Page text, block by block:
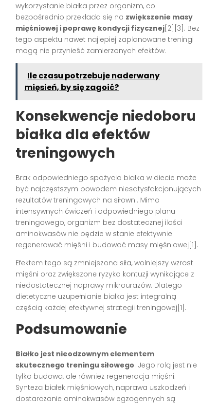
wykorzystanie białka przez organizm, co
bezpośrednio przekłada się na zwiększenie masy
mięśniowej i poprawę kondycji fizycznej[2][3]. Bez
tego aspektu nawet najlepiej zaplanowane treningi
mogą nie przynieść zamierzonych efektów.
Ile czasu potrzebuje naderwany
mięsień, by się zagoić?
Konsekwencje niedoboru
białka dla efektów
treningowych
Brak odpowiedniego spożycia białka w diecie może
być najczęstszym powodem niesatysfakcjonujących
rezultatów treningowych na siłowni. Mimo
intensywnych ćwiczeń i odpowiedniego planu
treningowego, organizm bez dostatecznej ilości
aminokwasów nie będzie w stanie efektywnie
regenerować mięśni i budować masy mięśniowej[1].
Efektem tego są zmniejszona siła, wolniejszy wzrost
mięśni oraz zwiększone ryzyko kontuzji wynikające z
niedostatecznej naprawy mikrourazów. Dlatego
dietetyczne uzupełnianie białka jest integralną
częścią każdej efektywnej strategii treningowej[1].
Podsumowanie
Białko jest nieodzownym elementem
skutecznego treningu siłowego. Jego rolą jest nie
tylko budowa, ale również regeneracja mięśni.
Synteza białek mięśniowych, naprawa uszkodzeń i
dostarczanie aminokwasów egzogennych są